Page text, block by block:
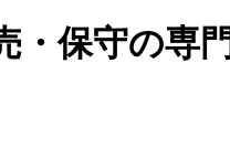
・保守の専